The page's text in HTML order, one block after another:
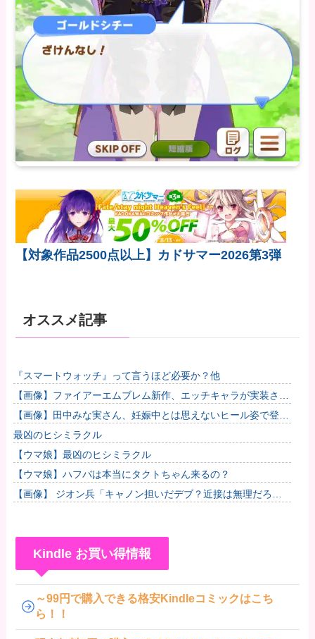
【対象作品2500点以上】カドサマー2026第3弾
オススメ記事
『スマートウォッチ』って言うほど必要か？他
【画像】ファイアーエムブレム新作、エッチキャラが実装され
て始まるｗｗｗｗｗ他
【画像】田中みな実さん、妊娠中とは思えないヒール姿で登場
してしまう
最凶のヒシミラクル
【ウマ娘】最凶のヒシミラクル
【ウマ娘】ハフバは本当にタクトちゃん来るの？
【画像】 ジオン兵「キャノン担いだデブ？近接は無理だろ
Kindle お買い得情報
～99円で購入できる格安Kindleコミックはこち
ら！！